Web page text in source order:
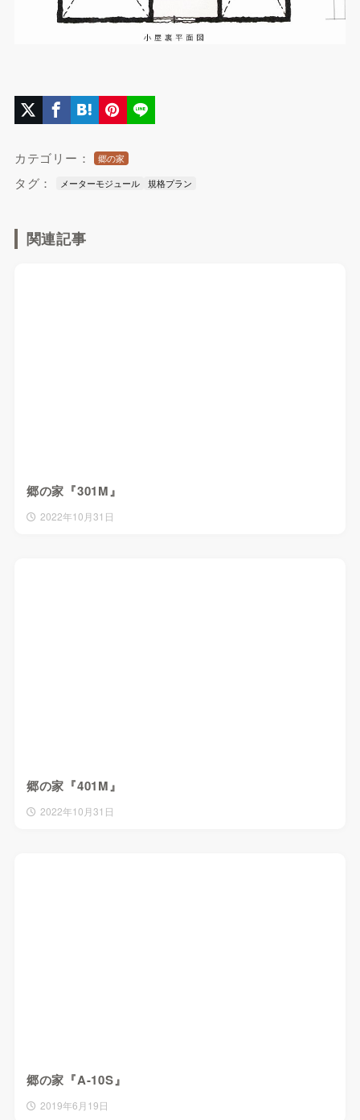
カテゴリー： 郷の家
タグ： メーターモジュール 規格プラン
関連記事
郷の家『301M』
2022年10月31日
郷の家『401M』
2022年10月31日
郷の家『A-10S』
2019年6月19日